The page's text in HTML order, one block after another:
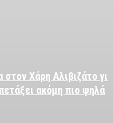
Χάρη Αλιβιζάτο για
ακόμη πιο ψηλά